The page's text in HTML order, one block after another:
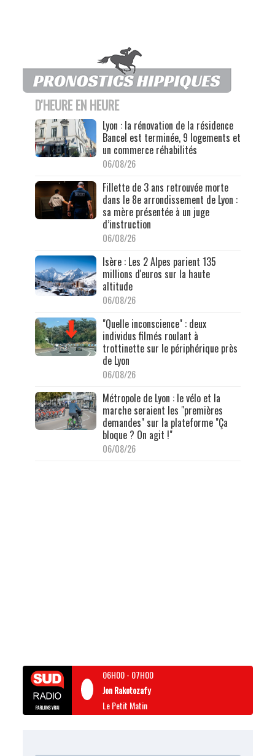
D'HEURE EN HEURE
Lyon : la rénovation de la résidence
Bancel est terminée, 9 logements et
un commerce réhabilités
06/08/26
Fillette de 3 ans retrouvée morte
dans le 8e arrondissement de Lyon :
sa mère présentée à un juge
d’instruction
06/08/26
Isère : Les 2 Alpes parient 135
millions d'euros sur la haute
altitude
06/08/26
"Quelle inconscience" : deux
individus filmés roulant à
trottinette sur le périphérique près
de Lyon
06/08/26
Métropole de Lyon : le vélo et la
marche seraient les "premières
demandes" sur la plateforme "Ça
bloque ? On agit !"
06/08/26
06H00- 07H00
Jon Rakotozafy
Le Petit Matin